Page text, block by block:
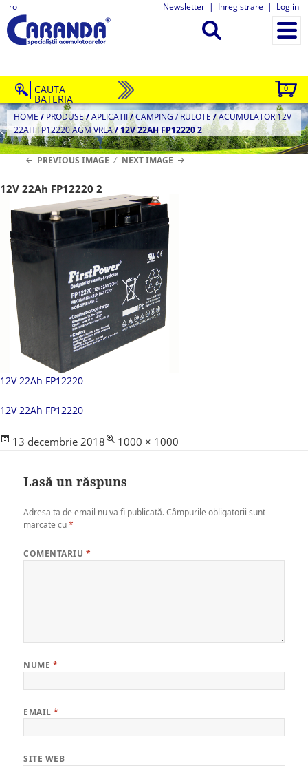
ro Newsletter | Inregistrare | Log in
0
CAUTA
BATERIA
HOME / PRODUSE/APLICATII/CAMPING / RULOTE /ACUMULATOR 12V
22AH FP12220 AGM VRLA/12V 22AH FP12220 2
PREVIOUS IMAGE NEXT IMAGE
12V 22Ah FP12220 2
12V 22Ah FP12220
12V 22Ah FP12220
Posted
13 decembrie 2018
Full
1000 × 1000
Lasă un răspuns
Adresa ta de email nu va fi publicată. Câmpurile obligatorii sunt
marcate cu*
COMENTARIU *
NUME *
EMAIL*
SITE WEB